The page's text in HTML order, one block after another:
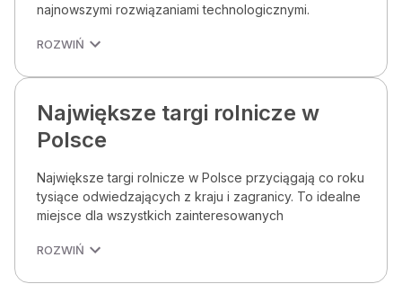
najnowszymi rozwiązaniami technologicznymi.
ROZWIŃ
Największe targi rolnicze w
Polsce
Największe targi rolnicze w Polsce przyciągają co roku
tysiące odwiedzających z kraju i zagranicy. To idealne
miejsce dla wszystkich zainteresowanych
ROZWIŃ